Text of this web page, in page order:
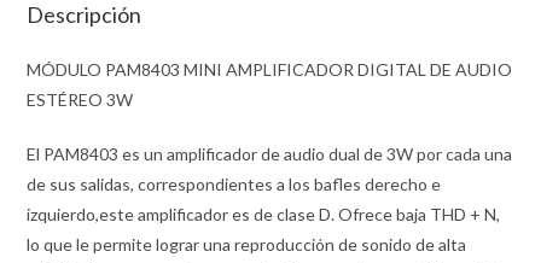
Descripción
MÓDULO PAM8403 MINI AMPLIFICADOR DIGITAL DE AUDIO
ESTÉREO 3W
El PAM8403 es un amplificador de audio dual de 3W por cada una
de sus salidas, correspondientes a los bafles derecho e
izquierdo,este amplificador es de clase D. Ofrece baja THD + N,
lo que le permite lograr una reproducción de sonido de alta